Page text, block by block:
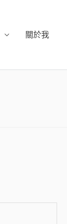
關於我